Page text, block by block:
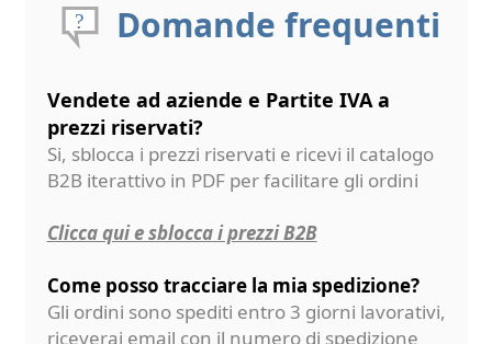
Domande frequenti
Vendete ad aziende e Partite IVA a
prezzi riservati?
Si, sblocca i prezzi riservati e ricevi il catalogo
B2B iterattivo in PDF per facilitare gli ordini
Clicca qui e sblocca i prezzi B2B
Come posso tracciare la mia spedizione?
Gli ordini sono spediti entro 3 giorni lavorativi,
riceverai email con il numero di spedizione